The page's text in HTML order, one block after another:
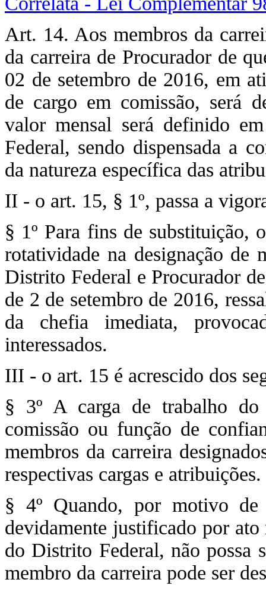
Art. 14. Aos membros da
da carreira de Procurador de
02 de setembro de 2016, em
de cargo em comissão, será
valor mensal será definido
Federal, sendo dispensada a
da natureza específica das
II - o art. 15, § 1º, passa a
§ 1º Para fins de substituição,
rotatividade na designação de
Distrito Federal e Procurador
de 2 de setembro de 2016,
da chefia imediata,
interessados.
III - o art. 15 é acrescido dos
§ 3º A carga de trabalho
comissão ou função de
membros da carreira
respectivas cargas e atribuições.
§ 4º Quando, por motivo de
devidamente justificado por
do Distrito Federal, não possa
membro da carreira pode ser